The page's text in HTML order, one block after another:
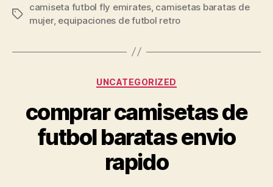
Etiquetas
camiseta futbol fly emirates, camisetas baratas de
mujer, equipaciones de futbol retro
Categorías
UNCATEGORIZED
comprar camisetas de
futbol baratas envio
rapido